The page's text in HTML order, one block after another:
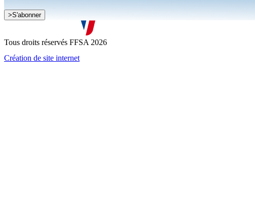
Je souhaite recevoir la newsletter de la FFSA
J'accepte que mes informations soient collectées conformément à la
>S'abonner
Tous droits réservés FFSA 2026
Création de site internet